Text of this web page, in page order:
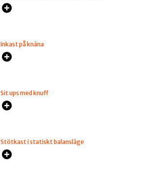
Inkast på knäna
Sit ups med knuff
Stötkast i statiskt balansläge